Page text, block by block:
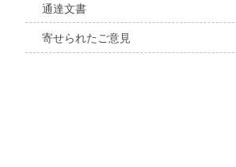
通達文書
寄せられたご意見